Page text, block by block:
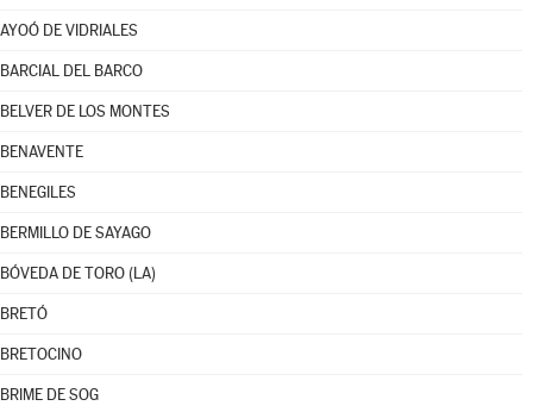
AYOÓ DE VIDRIALES
BARCIAL DEL BARCO
BELVER DE LOS MONTES
BENAVENTE
BENEGILES
BERMILLO DE SAYAGO
BÓVEDA DE TORO (LA)
BRETÓ
BRETOCINO
BRIME DE SOG